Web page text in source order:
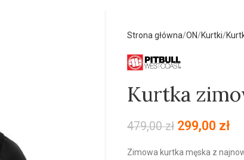
Strona główna ON Kurtki
Kurtka
479,00zł 299,00 zł
Zimowa kurtka męska z